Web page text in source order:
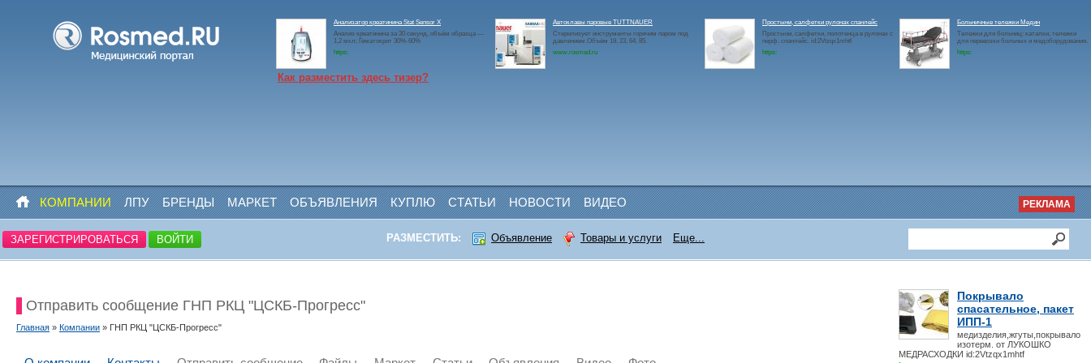
Анализатор креатинина Stat Sensor X
Анализ креатинина за 30 секунд, объём образца —
1,2 мкл; Гематокрит 30%-60%
https:
Автоклавы паровые TUTTNAUER
Стерилизует инструменты горячим паром под
давлением.Объём 19, 23, 64, 85.
www.rosmed.ru
Простыни, салфетки рулонах спанлейс
Простыни, салфетки, полотенца в рулонах с
перф. спанлейс. id:2Vtzqx1mhtf
https:
Больничные тележки Медин
Тележки для больниц: каталки, тележки
для перевозки больных и медоборудования.
https:
Как разместить здесь тизер?
КОМПАНИИ ЛПУ БРЕНДЫ МАРКЕТ ОБЪЯВЛЕНИЯ КУПЛЮ СТАТЬИ НОВОСТИ ВИДЕО РЕКЛАМА
ЗАРЕГИСТРИРОВАТЬСЯ ВОЙТИ РАЗМЕСТИТЬ: Объявление Товары и услуги Еще...
Покрывало
спасательное, пакет
ИПП-1
медизделия,жгуты,покрывало
изотерм. от ЛУКОШКО
МЕДРАСХОДКИ id:2Vtzqx1mhtf
Отправить сообщение ГНП РКЦ "ЦСКБ-Прогресс"
Главная » Компании » ГНП РКЦ "ЦСКБ-Прогресс"